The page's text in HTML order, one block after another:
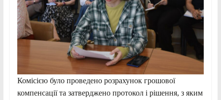
Комісією було проведено розрахунок грошової
компенсації та затверджено протокол і рішення, з яким